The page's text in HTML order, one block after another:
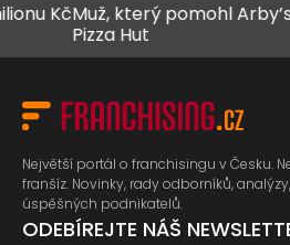
KčMuž, který pomohl Arby’s,
Pizza Hut
Největší portál o franchisingu v Česku.
franšíz. Novinky, rady odborníků,
úspěšných podnikatelů.
ODEBÍREJTE NÁŠ